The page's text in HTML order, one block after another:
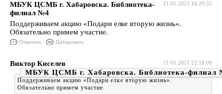
21.01.2021 16:29:32
МБУК ЦСМБ г. Хабаровска. Библиотека-
филиал №4
Поддерживаем акцию «Подари елке вторую жизнь».
Обязательно примем участие.
Ответить Цитировать
21.01.2021 22:18:09
Виктор Киселев
МБУК ЦСМБ г. Хабаровска. Библиотека-филиал
Поддерживаем акцию «Подари елке вторую жизнь».
Обязательно примем участие.